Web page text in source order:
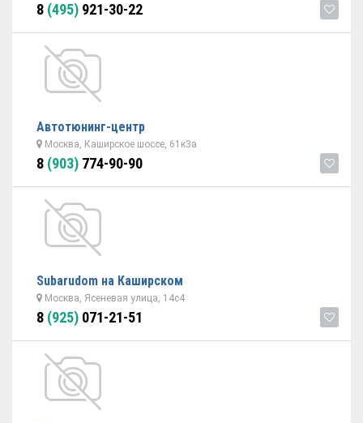
8 (495) 921-30-22
Автотюнинг-центр
Москва, Каширское шоссе, 61к3а
8 (903) 774-90-90
Subarudom на Каширском
Москва, Ясеневая улица, 14с4
8 (925) 071-21-51